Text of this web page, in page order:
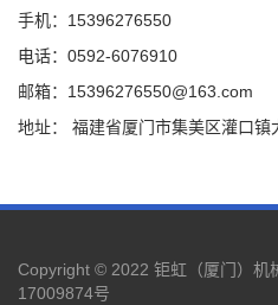
手机：15396276550
电话：0592-6076910
邮箱：15396276550@163.com
地址： 福建省厦门市集美区灌口镇
Copyright © 2022 钜虹（厦门）机
17009874号